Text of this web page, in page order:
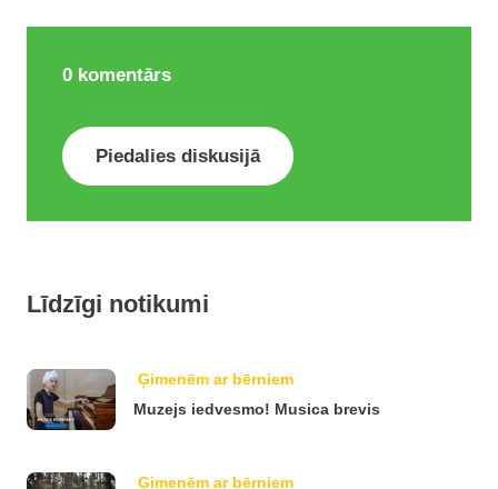
0 komentārs
Piedalies diskusijā
Līdzīgi notikumi
Ģimenēm ar bērniem
Muzejs iedvesmo! Musica brevis
Ģimenēm ar bērniem